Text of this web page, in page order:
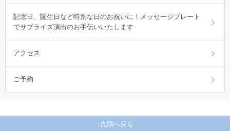
記念日、誕生日など特別な日のお祝いに！メッセージプレート
でサプライズ演出のお手伝いいたします
アクセス
ご予約
先頭へ戻る